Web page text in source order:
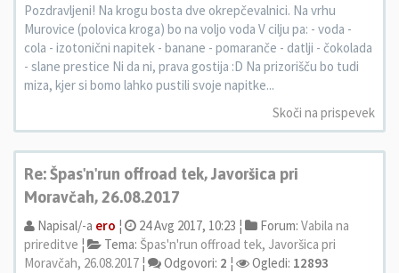
Pozdravljeni! Na krogu bosta dve okrepčevalnici. Na vrhu
Murovice (polovica kroga) bo na voljo voda V cilju pa: - voda -
cola - izotonični napitek - banane - pomaranče - datlji - čokolada
- slane prestice Ni da ni, prava gostija :D Na prizorišču bo tudi
miza, kjer si bomo lahko pustili svoje napitke...
Skoči na prispevek
Re: Špas'n'run offroad tek, Javoršica pri
Moravčah, 26.08.2017
Napisal/-a ero ¦ 24 Avg 2017, 10:23 ¦ Forum: Vabila na
prireditve ¦ Tema: Špas'n'run offroad tek, Javoršica pri
Moravčah, 26.08.2017 ¦ Odgovori: 2 ¦ Ogledi: 12893